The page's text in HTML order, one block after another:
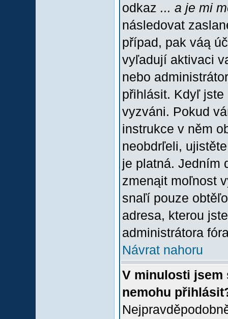
odkaz ... a je mi
následovat
případ, pak váą
vyľadují aktivaci
nebo
přihlásit. Kdyľ
vyzváni. Pokud
instrukce v něm
neobdrľeli,
je platná. Jedním
zmenąit moľnost
snaľí pouze
adresa, kterou
administrátora
Návrat nahoru
V minulosti jsem
nemohu